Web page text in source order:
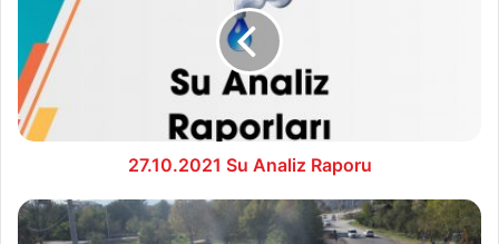
Raporu
27.10.2021 Su Analiz Raporu
Kanal
kapatma